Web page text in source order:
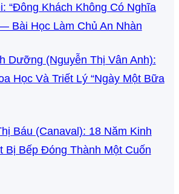
“Đông Khách Không Có Nghĩa
Bài Học Làm Chủ An Nhàn
Dưỡng (Nguyễn Thị Vân Anh):
Học Và Triết Lý “Ngày Một Bữa
Báu (Canaval): 18 Năm Kinh
Bị Bếp Đóng Thành Một Cuốn